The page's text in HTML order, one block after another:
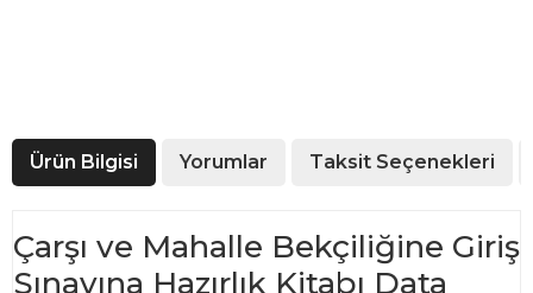
Ürün Bilgisi Yorumlar Taksit Seçenekleri
Çarşı ve Mahalle Bekçiliğine Giriş
Sınavına Hazırlık Kitabı Data